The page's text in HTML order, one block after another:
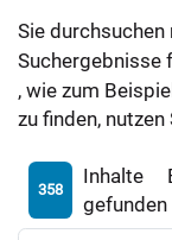
Sie durchsuchen
Suchergebnisse
, wie zum
zu finden,
358
Inhalte
gefunden